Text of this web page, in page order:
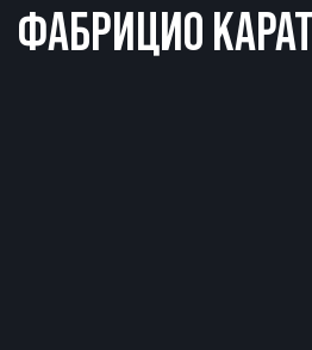
ФАБРИЦИО